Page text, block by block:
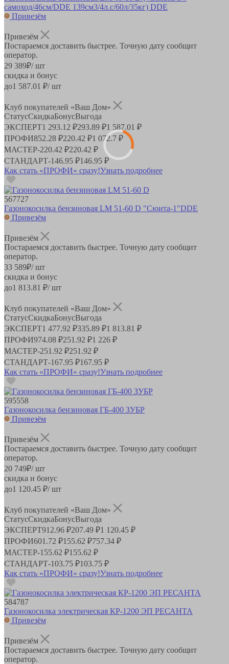
самоход/46cм/DDE 139см3/4л.с/60л/35кг) DDE
Привезём
Привезём
Постараемся доставить быстрее. Точную дату сообщит
оператор.
29 389₽/ шт
скидка и бонус
до1 587.01 ₽/ шт
Клуб покупателей «Ваш Дом»
СтатусСкидкаБонусВыгода
ЭКСПЕРТ1 293.12 ₽293.89 ₽1 587.01 ₽
ПРОФИ852.28 ₽220.42 ₽1 072.7 ₽
МАСТЕР-220.42 ₽220.42 ₽
СТАНДАРТ-146.95 ₽146.95 ₽
Как стать «ПРОФИ» сразу!Узнать подробнее
567727
Газонокосилка бензиновая LM 51-60 D "Сюита-1"DDE
Привезём
Привезём
Постараемся доставить быстрее. Точную дату сообщит
оператор.
33 589₽/ шт
скидка и бонус
до1 813.81 ₽/ шт
Клуб покупателей «Ваш Дом»
СтатусСкидкаБонусВыгода
ЭКСПЕРТ1 477.92 ₽335.89 ₽1 813.81 ₽
ПРОФИ974.08 ₽251.92 ₽1 226 ₽
МАСТЕР-251.92 ₽251.92 ₽
СТАНДАРТ-167.95 ₽167.95 ₽
Как стать «ПРОФИ» сразу!Узнать подробнее
595558
Газонокосилка бензиновая ГБ-400 ЗУБР
Привезём
Привезём
Постараемся доставить быстрее. Точную дату сообщит
оператор.
20 749₽/ шт
скидка и бонус
до1 120.45 ₽/ шт
Клуб покупателей «Ваш Дом»
СтатусСкидкаБонусВыгода
ЭКСПЕРТ912.96 ₽207.49 ₽1 120.45 ₽
ПРОФИ601.72 ₽155.62 ₽757.34 ₽
МАСТЕР-155.62 ₽155.62 ₽
СТАНДАРТ-103.75 ₽103.75 ₽
Как стать «ПРОФИ» сразу!Узнать подробнее
584787
Газонокосилка электрическая КР-1200 ЭП РЕСАНТА
Привезём
Привезём
Постараемся доставить быстрее. Точную дату сообщит
оператор.